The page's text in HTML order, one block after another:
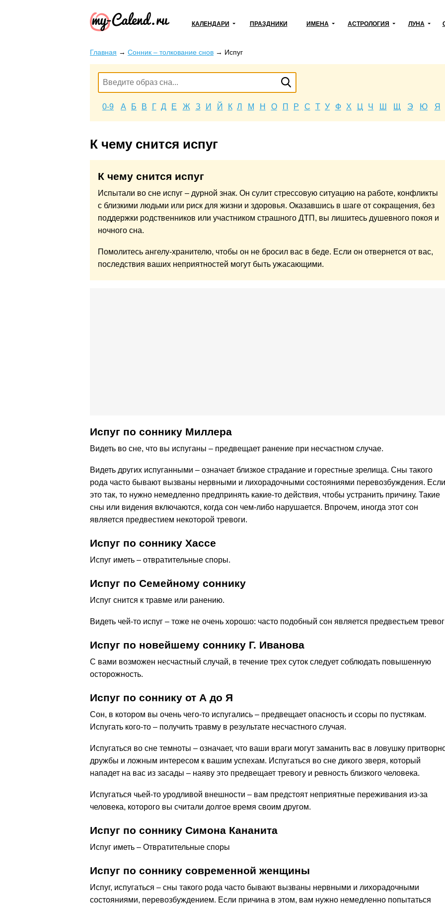
КАЛЕНДАРИ ПРАЗДНИКИ ИМЕНА АСТРОЛОГИЯ ЛУНА
Главная → Сонник – толкование снов → Испуг
0-9 А Б В Г Д Е Ж З И Й К Л М Н О П Р С Т У Ф Х Ц Ч Ш Щ Э Ю Я
К чему снится испуг
К чему снится испуг
Испытали во сне испуг – дурной знак. Он сулит стрессовую ситуацию на работе, конфликты
с близкими людьми или риск для жизни и здоровья. Оказавшись в шаге от сокращения, без
поддержки родственников или участником страшного ДТП, вы лишитесь душевного покоя и
ночного сна.
Помолитесь ангелу-хранителю, чтобы он не бросил вас в беде. Если он отвернется от вас,
последствия ваших неприятностей могут быть ужасающими.
Испуг по cоннику Миллера
Видеть во сне, что вы испуганы – предвещает ранение при несчастном случае.
Видеть других испуганными – означает близкое страдание и горестные зрелища. Сны такого
рода часто бывают вызваны нервными и лихорадочными состояниями перевозбуждения. Если
это так, то нужно немедленно предпринять какие-то действия, чтобы устранить причину. Такие
сны или видения включаются, когда сон чем-либо нарушается. Впрочем, иногда этот сон
является предвестием некоторой тревоги.
Испуг по соннику Хассе
Испуг иметь – отвратительные споры.
Испуг по Семейному соннику
Испуг снится к травме или ранению.
Видеть чей-то испуг – тоже не очень хорошо: часто подобный сон является предвестьем
Испуг по новейшему соннику Г. Иванова
С вами возможен несчастный случай, в течение трех суток следует соблюдать повышенную
осторожность.
Испуг по соннику от А до Я
Сон, в котором вы очень чего-то испугались – предвещает опасность и ссоры по пустякам.
Испугать кого-то – получить травму в результате несчастного случая.
Испугаться во сне темноты – означает, что ваши враги могут заманить вас в ловушку
дружбы и ложным интересом к вашим успехам. Испугаться во сне дикого зверя, который
нападет на вас из засады – наяву это предвещает тревогу и ревность близкого человека.
Испугаться чьей-то уродливой внешности – вам предстоят неприятные переживания из-за
человека, которого вы считали долгое время своим другом.
Испуг по соннику Симона Кананита
Испуг иметь – Отвратительные споры
Испуг по соннику современной женщины
Испуг, испугаться – сны такого рода часто бывают вызваны нервными и лихорадочными
состояниями, перевозбуждением. Если причина в этом, вам нужно немедленно попытаться